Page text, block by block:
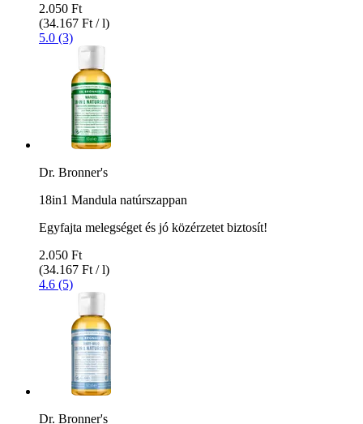
2.050 Ft
(34.167 Ft / l)
5.0 (3)
Dr. Bronner's
18in1 Mandula natúrszappan
Egyfajta melegséget és jó közérzetet biztosít!
2.050 Ft
(34.167 Ft / l)
4.6 (5)
Dr. Bronner's